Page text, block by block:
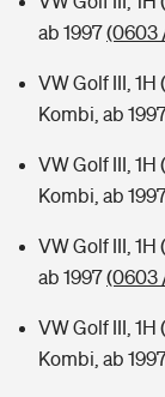
ab 1997(0603
VW Golf III, 1H
Kombi, ab
VW Golf III, 1H
Kombi, ab
VW Golf III, 1H
ab 1997(0603
VW Golf III, 1H
Kombi, ab